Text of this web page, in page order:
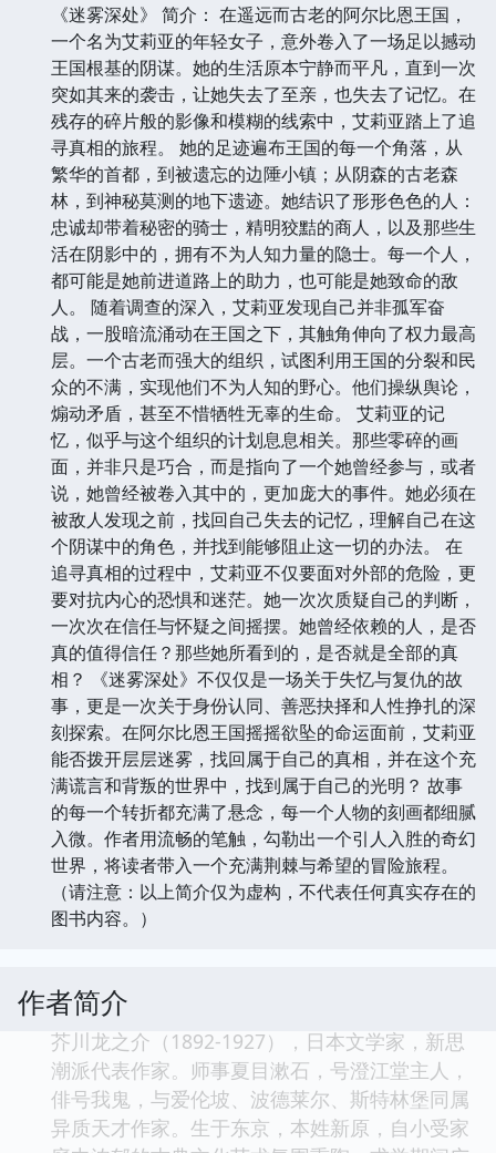
《迷雾深处》 简介： 在遥远而古老的阿尔比恩王国，
一个名为艾莉亚的年轻女子，意外卷入了一场足以撼动
王国根基的阴谋。她的生活原本宁静而平凡，直到一次
突如其来的袭击，让她失去了至亲，也失去了记忆。在
残存的碎片般的影像和模糊的线索中，艾莉亚踏上了追
寻真相的旅程。 她的足迹遍布王国的每一个角落，从
繁华的首都，到被遗忘的边陲小镇；从阴森的古老森
林，到神秘莫测的地下遗迹。她结识了形形色色的人：
忠诚却带着秘密的骑士，精明狡黠的商人，以及那些生
活在阴影中的，拥有不为人知力量的隐士。每一个人，
都可能是她前进道路上的助力，也可能是她致命的敌
人。 随着调查的深入，艾莉亚发现自己并非孤军奋
战，一股暗流涌动在王国之下，其触角伸向了权力最高
层。一个古老而强大的组织，试图利用王国的分裂和民
众的不满，实现他们不为人知的野心。他们操纵舆论，
煽动矛盾，甚至不惜牺牲无辜的生命。 艾莉亚的记
忆，似乎与这个组织的计划息息相关。那些零碎的画
面，并非只是巧合，而是指向了一个她曾经参与，或者
说，她曾经被卷入其中的，更加庞大的事件。她必须在
被敌人发现之前，找回自己失去的记忆，理解自己在这
个阴谋中的角色，并找到能够阻止这一切的办法。 在
追寻真相的过程中，艾莉亚不仅要面对外部的危险，更
要对抗内心的恐惧和迷茫。她一次次质疑自己的判断，
一次次在信任与怀疑之间摇摆。她曾经依赖的人，是否
真的值得信任？那些她所看到的，是否就是全部的真
相？ 《迷雾深处》不仅仅是一场关于失忆与复仇的故
事，更是一次关于身份认同、善恶抉择和人性挣扎的深
刻探索。在阿尔比恩王国摇摇欲坠的命运面前，艾莉亚
能否拨开层层迷雾，找回属于自己的真相，并在这个充
满谎言和背叛的世界中，找到属于自己的光明？ 故事
的每一个转折都充满了悬念，每一个人物的刻画都细腻
入微。作者用流畅的笔触，勾勒出一个引人入胜的奇幻
世界，将读者带入一个充满荆棘与希望的冒险旅程。
（请注意：以上简介仅为虚构，不代表任何真实存在的
图书内容。）
作者简介
芥川龙之介（1892-1927），日本文学家，新思
潮派代表作家。师事夏目漱石，号澄江堂主人，
俳号我鬼，与爱伦坡、波德莱尔、斯特林堡同属
异质天才作家。生于东京，本姓新原，自小受家